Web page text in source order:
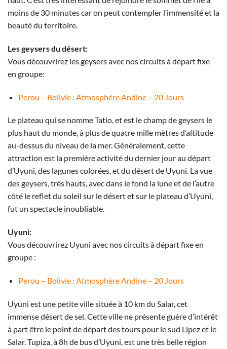
moins de 30 minutes car on peut contempler l’immensité et la
beauté du territoire.
Les geysers du désert:
Vous découvrirez les geysers avec nos circuits à départ fixe
en groupe:
Perou – Bolivie : Atmosphère Andine – 20 Jours
Le plateau qui se nomme Tatio, et est le champ de geysers le
plus haut du monde, à plus de quatre mille mètres d’altitude
au-dessus du niveau de la mer. Généralement, cette
attraction est la première activité du dernier jour au départ
d’Uyuni, des lagunes colorées, et du désert de Uyuni. La vue
des geysers, très hauts, avec dans le fond la lune et de l’autre
côté le reflet du soleil sur le désert et sur le plateau d’Uyuni,
fut un spectacle inoubliable.
Uyuni:
Vous découvrirez Uyuni avec nos circuits à départ fixe en
groupe :
Perou – Bolivie : Atmosphère Andine – 20 Jours
Uyuni est une petite ville située à 10 km du Salar, cet
immense désert de sel. Cette ville ne présente guère d’intérêt
à part être le point de départ des tours pour le sud Lipez et le
Salar. Tupiza, à 8h de bus d’Uyuni, est une très belle région